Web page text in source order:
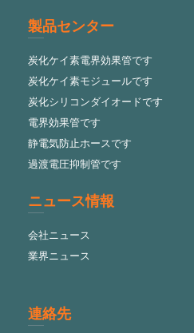
製品センター
炭化ケイ素電界効果管です
炭化ケイ素モジュールです
炭化シリコンダイオードです
電界効果管です
静電気防止ホースです
過渡電圧抑制管です
ニュース情報
会社ニュース
業界ニュース
連絡先